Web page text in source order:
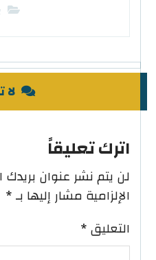
اترك تعليقاً
لن يتم نشر عنوان بريدك
الإلزامية مشار إليها بـ*
التعليق*